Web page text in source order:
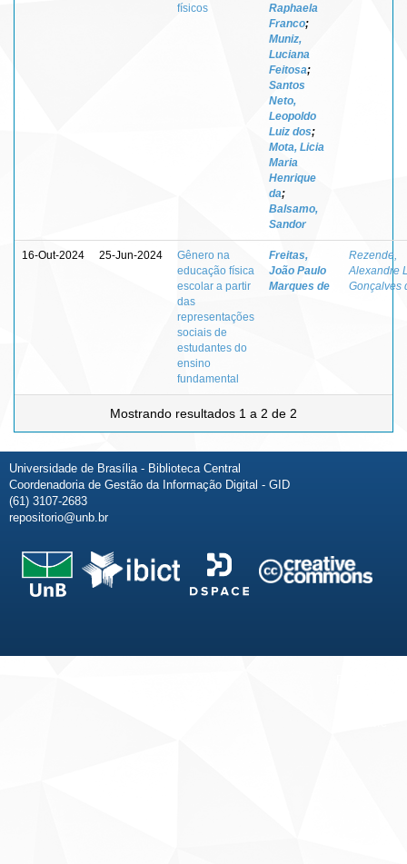
físicos
Raphaela
Franco;
Muniz,
Luciana
Feitosa;
Santos
Neto,
Leopoldo
Luiz dos;
Mota, Licia
Maria
Henrique
da;
Balsamo,
Sandor
16-Out-2024 25-Jun-2024
Gênero na
educação física
escolar a partir
das
representações
sociais de
estudantes do
ensino
fundamental
Freitas,
João Paulo
Marques de
Rezende,
Alexandre
Gonçalves
Mostrando resultados 1 a 2 de 2
Universidade de Brasília - Biblioteca Central
Coordenadoria de Gestão da Informação Digital - GID
(61) 3107-2683
repositorio@unb.br